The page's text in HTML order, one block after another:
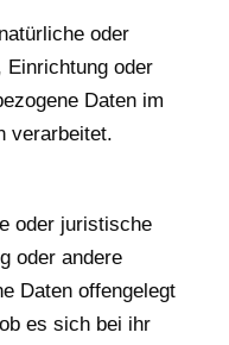
oder
Einrichtung oder
Daten im
verarbeitet.
oder juristische
oder andere
Daten offengelegt
es sich bei ihr